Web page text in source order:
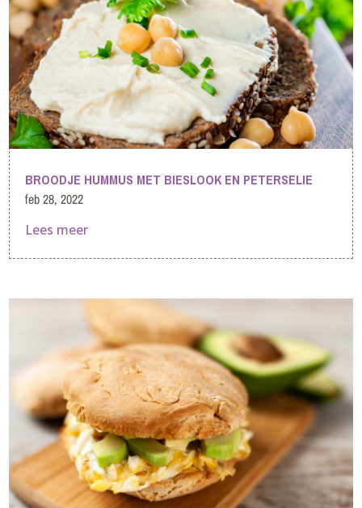
BROODJE HUMMUS MET BIESLOOK EN PETERSELIE
feb 28, 2022
Lees meer